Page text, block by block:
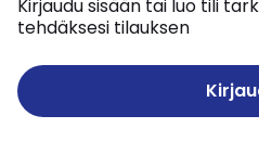
Kirjaudu sisään tai luo tili
tehdäksesi tilauksen